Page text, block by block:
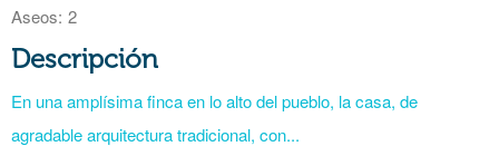
Aseos: 2
Descripción
En una amplísima finca en lo alto del pueblo, la casa, de
agradable arquitectura tradicional, con...